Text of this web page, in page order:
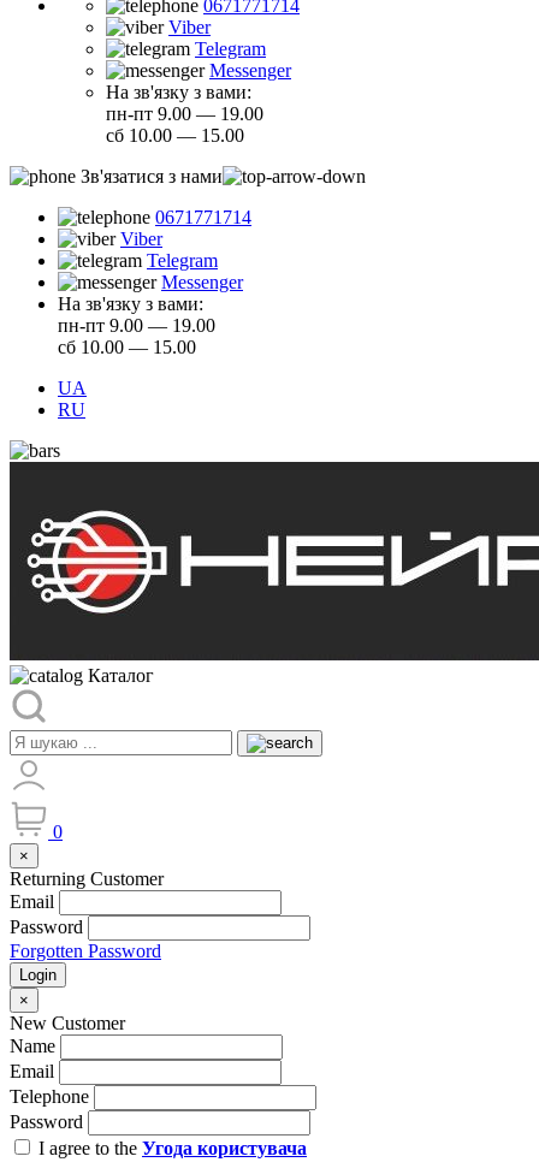
0671771714
Viber
Telegram
Messenger
На зв'язку з вами:
пн-пт 9.00 — 19.00
сб 10.00 — 15.00
Зв'язатися з нами
0671771714
Viber
Telegram
Messenger
На зв'язку з вами:
пн-пт 9.00 — 19.00
сб 10.00 — 15.00
UA
RU
Каталог
0
×
Returning Customer
Email
Password
Forgotten Password
Login
×
New Customer
Name
Email
Telephone
Password
I agree to the Угода користувача